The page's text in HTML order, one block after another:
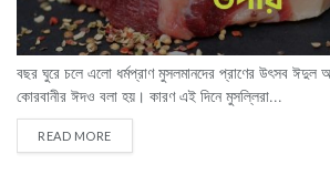
বছর ঘুরে চলে এলো ধর্মপ্রাণ মুসলমানদের প্রাণের উৎসব
কোরবানীর ঈদও বলা হয়। কারণ এই দিনে মুসল্লিরা...
READ MORE